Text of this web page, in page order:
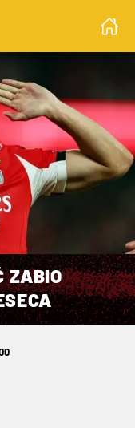
ZABIO